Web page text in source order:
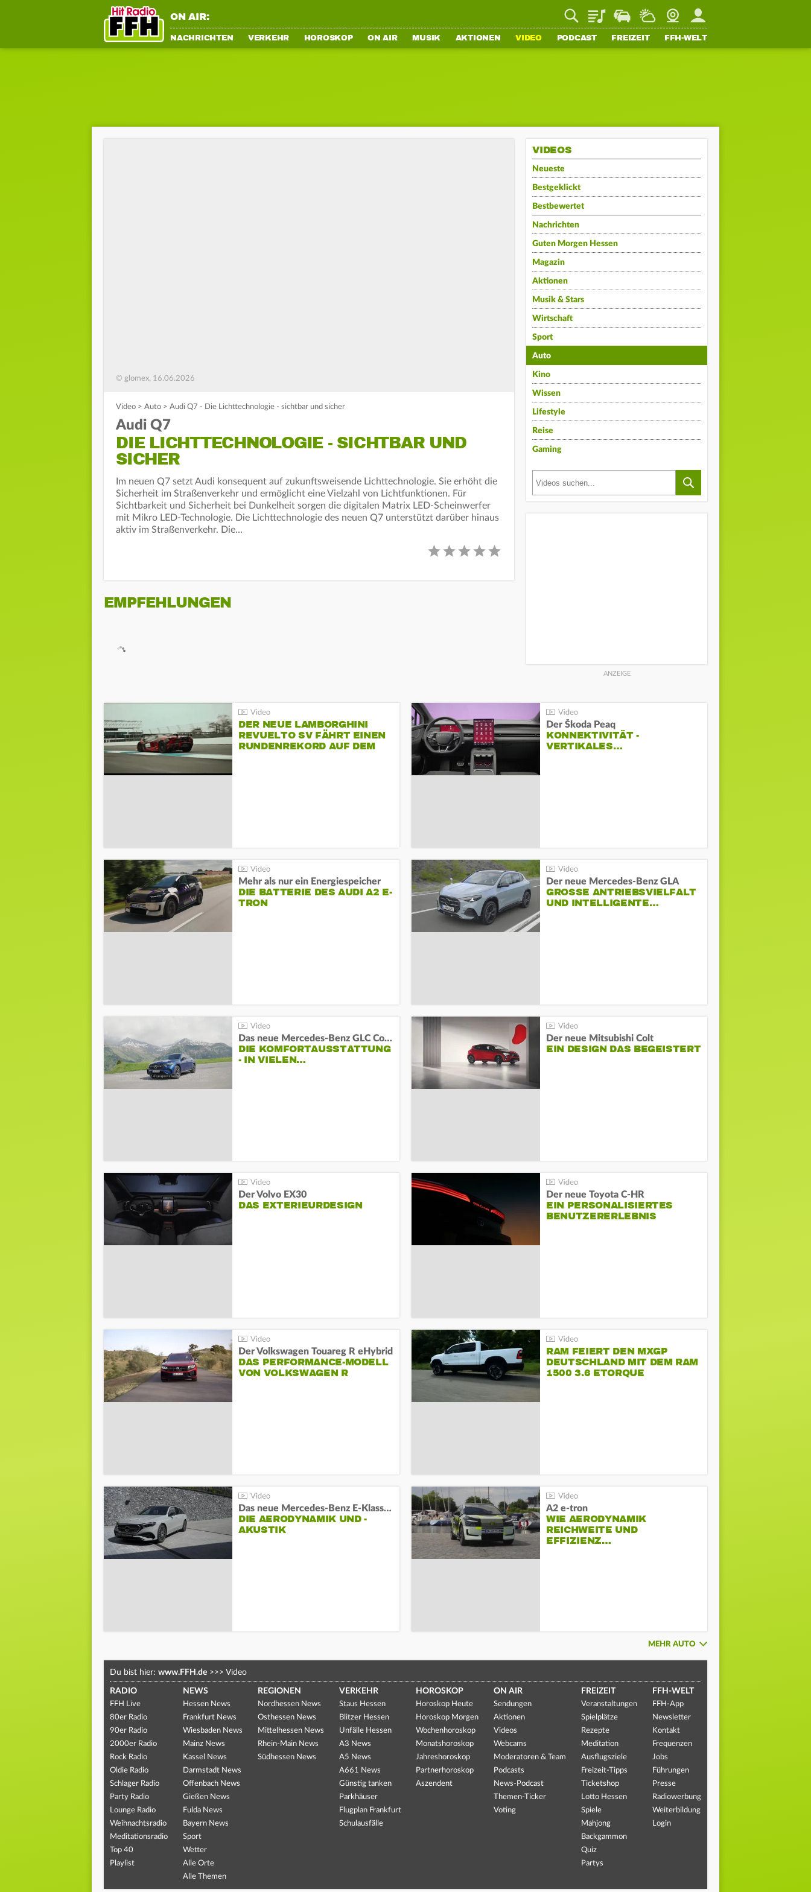
ON AIR: PlaylistStaupilotWetterWebcamMein FFH
NACHRICHTEN VERKEHR HOROSKOP ON AIR MUSIK AKTIONEN VIDEO PODCAST FREIZEIT FFH-WELT
© glomex, 16.06.2026
Video > Auto > Audi Q7 - Die Lichttechnologie - sichtbar und sicher
Audi Q7
DIE LICHTTECHNOLOGIE - SICHTBAR UND
SICHER
Im neuen Q7 setzt Audi konsequent auf zukunftsweisende Lichttechnologie. Sie erhöht die
Sicherheit im Straßenverkehr und ermöglicht eine Vielzahl von Lichtfunktionen. Für
Sichtbarkeit und Sicherheit bei Dunkelheit sorgen die digitalen Matrix LED-Scheinwerfer
mit Mikro LED-Technologie. Die Lichttechnologie des neuen Q7 unterstützt darüber hinaus
aktiv im Straßenverkehr. Die…
EMPFEHLUNGEN
VIDEOS
Neueste
Bestgeklickt
Bestbewertet
Nachrichten
Guten Morgen Hessen
Magazin
Aktionen
Musik & Stars
Wirtschaft
Sport
Auto
Kino
Wissen
Lifestyle
Reise
Gaming
DER NEUE LAMBORGHINI
REVUELTO SV FÄHRT EINEN
RUNDENREKORD AUF DEM
Der Škoda Peaq
KONNEKTIVITÄT -
VERTIKALES…
Mehr als nur ein Energiespeicher
DIE BATTERIE DES AUDI A2 E-
TRON
Der neue Mercedes-Benz GLA
GROSSE ANTRIEBSVIELFALT U
ND INTELLIGENTE…
Das neue Mercedes-Benz GLC Coupé
DIE KOMFORTAUSSTATTUNG
- IN VIELEN…
Der neue Mitsubishi Colt
EIN DESIGN DAS BEGEISTERT
Der Volvo EX30
DAS EXTERIEURDESIGN
Der neue Toyota C-HR
EIN PERSONALISIERTES
BENUTZERERLEBNIS
Der Volkswagen Touareg R eHybrid
DAS PERFORMANCE-MODELL
VON VOLKSWAGEN R
RAM FEIERT DEN MXGP
DEUTSCHLAND MIT DEM RAM
1500 3.6 ETORQUE
Das neue Mercedes-Benz E-Klasse T-Modell
DIE AERODYNAMIK UND -
AKUSTIK
A2 e-tron
WIE AERODYNAMIK
REICHWEITE UND
EFFIZIENZ…
MEHR AUTO
Du bist hier: www.FFH.de >>> Video
RADIO
FFH Live
80er Radio
90er Radio
2000er Radio
Rock Radio
Oldie Radio
Schlager Radio
Party Radio
Lounge Radio
Weihnachtsradio
Meditationsradio
Top 40
Playlist
NEWS
Hessen News
Frankfurt News
Wiesbaden News
Mainz News
Kassel News
Darmstadt News
Offenbach News
Gießen News
Fulda News
Bayern News
Sport
Wetter
Alle Orte
Alle Themen
REGIONEN
Nordhessen News
Osthessen News
Mittelhessen News
Rhein-Main News
Südhessen News
VERKEHR
Staus Hessen
Blitzer Hessen
Unfälle Hessen
A3 News
A5 News
A661 News
Günstig tanken
Parkhäuser
Flugplan Frankfurt
Schulausfälle
HOROSKOP
Horoskop Heute
Horoskop Morgen
Wochenhoroskop
Monatshoroskop
Jahreshoroskop
Partnerhoroskop
Aszendent
ON AIR
Sendungen
Aktionen
Videos
Webcams
Moderatoren & Team
Podcasts
News-Podcast
Themen-Ticker
Voting
FREIZEIT
Veranstaltungen
Spielplätze
Rezepte
Meditation
Ausflugsziele
Freizeit-Tipps
Ticketshop
Lotto Hessen
Spiele
Mahjong
Backgammon
Quiz
Partys
FFH-WELT
FFH-App
Newsletter
Kontakt
Frequenzen
Jobs
Führungen
Presse
Radiowerbung
Weiterbildung
Login